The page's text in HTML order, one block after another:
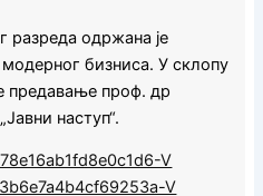
разреда одржана је
бизниса. У склопу
предавање проф. др
наступ“.